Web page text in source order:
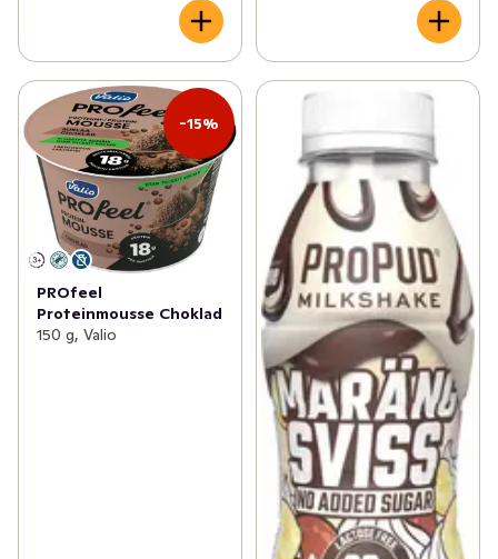
-15%
PROfeel
Proteinmousse Choklad
150 g, Valio